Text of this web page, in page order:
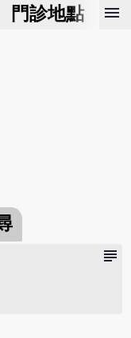
門診地點 預
menu
subject